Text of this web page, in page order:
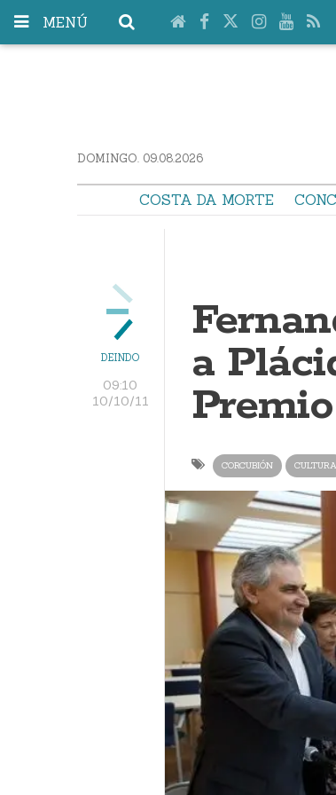
MENÚ
DOMINGO. 09.08.2026
COSTA DA MORTE
DEINDO
09:10
10/10/11
a
CORCUBIÓN CULTURA